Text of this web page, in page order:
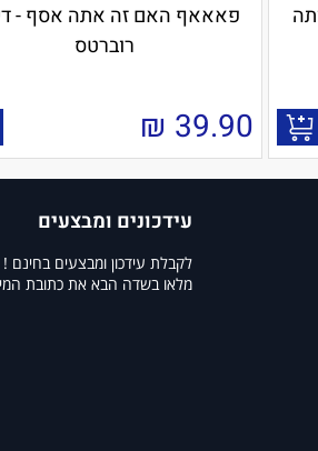
פאאאף האם זה אתה אסף -
רוברטס
39.90
₪
עידכונים ומבצעים
לקבלת עידכון ומבצעים בחינם !
מלאו בשדה הבא את כתובת